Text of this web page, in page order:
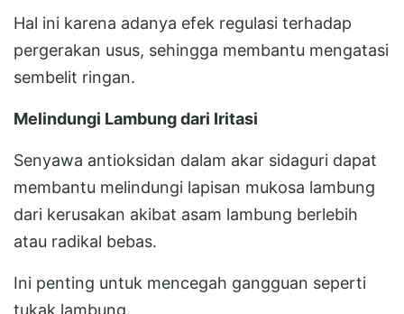
Hal ini karena adanya efek regulasi terhadap
pergerakan usus, sehingga membantu mengatasi
sembelit ringan.
Melindungi Lambung dari Iritasi
Senyawa antioksidan dalam akar sidaguri dapat
membantu melindungi lapisan mukosa lambung
dari kerusakan akibat asam lambung berlebih
atau radikal bebas.
Ini penting untuk mencegah gangguan seperti
tukak lambung.